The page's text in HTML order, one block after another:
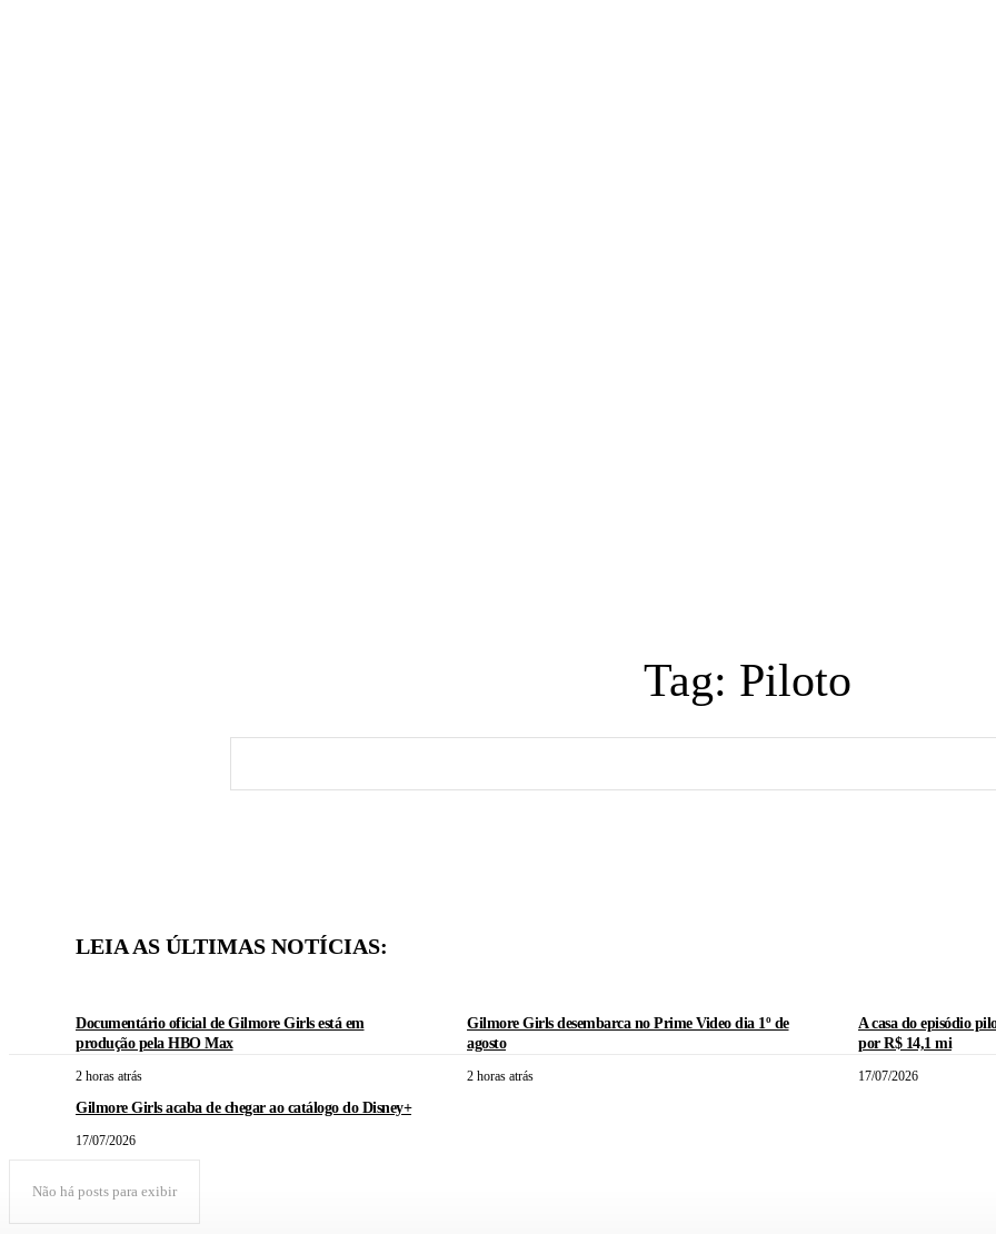
Tag: Piloto
LEIA AS ÚLTIMAS NOTÍCIAS:
Documentário oficial de Gilmore Girls está em
produção pela HBO Max
2 horas atrás
Gilmore Girls desembarca no Prime Video dia 1º de
agosto
2 horas atrás
A casa do episódio
por R$ 14,1 mi
17/07/2026
Gilmore Girls acaba de chegar ao catálogo do Disney+
17/07/2026
Não há posts para exibir